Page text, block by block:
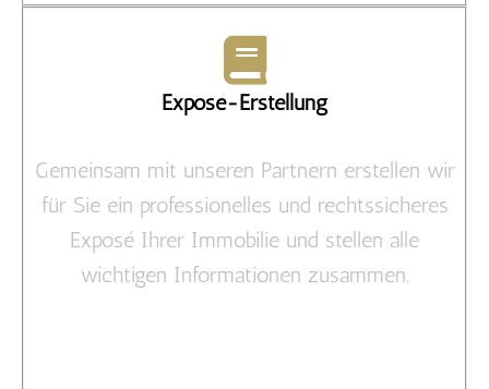
Exposé-Erstellung
Gemeinsam mit unseren Partnern erstellen wir
für Sie ein professionelles und rechtssicheres
Exposé Ihrer Immobilie und stellen alle
wichtigen Informationen zusammen.